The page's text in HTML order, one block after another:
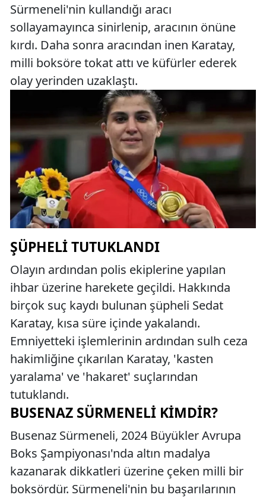
Sürmeneli'nin kullandığı aracı
sollayamayınca sinirlenip, aracının önüne
kırdı. Daha sonra aracından inen Karatay,
milli boksöre tokat attı ve küfürler ederek
olay yerinden uzaklaştı.
ŞÜPHELI TUTUKLANDI
Olayın ardından polis ekiplerine yapılan
ihbar üzerine harekete geçildi. Hakkında
birçok suç kaydı bulunan şüpheli Sedat
Karatay, kısa süre içinde yakalandı.
Emniyetteki işlemlerinin ardından sulh ceza
hakimliğine çıkarılan Karatay, 'kasten
yaralama' ve 'hakaret' suçlarından
tutuklandı.
BUSENAZ SÜRMENELI KIMDIR?
Busenaz Sürmeneli, 2024 Büyükler Avrupa
Boks Şampiyonası'nda altın madalya
kazanarak dikkatleri üzerine çeken milli bir
boksördür. Sürmeneli'nin bu başarılarının